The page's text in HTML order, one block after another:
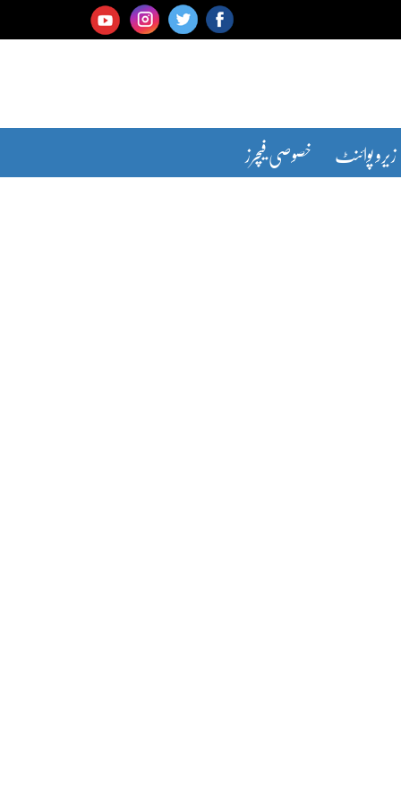
زیرو پوائنٹ خصوصی فیچرز